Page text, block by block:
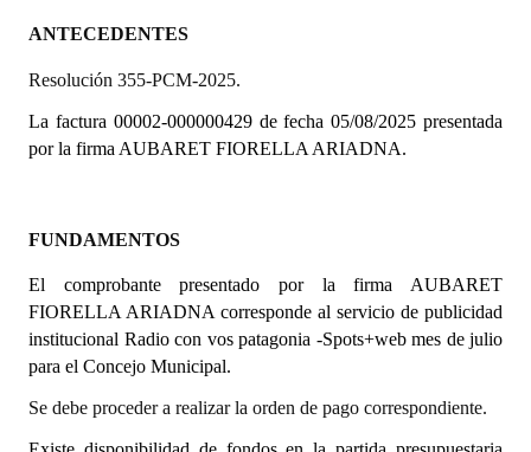
Constitución Nacional
Constitución Provincial
Carta Orgánica 2007
Organigrama
DOCUMENTOS
Informes de Gestión
ANTECEDENTES
Resolución 355-PCM-2025.
La factura 00002-000000429 de fecha 05/08/2025 presentada
por la firma AUBARET FIORELLA ARIADNA.
FUNDAMENTOS
El comprobante presentado por la firma AUBARET
FIORELLA ARIADNA corresponde al servicio de publicidad
institucional Radio con vos patagonia -Spots+web mes de julio
para el Concejo Municipal.
Se debe proceder a realizar la orden de pago correspondiente.